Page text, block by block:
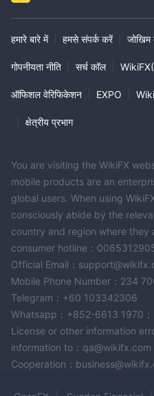
हमारे बारे में हमसे संपर्क करें जोखिम
गोपनीयता नीति सर्च कॉल
ऑफिशल वेरिफिकेशन EXPO
क्षेत्रीय प्रभाग
You are visiting the WikiFX
mobile products are an
global users. When using
consciously abide by the
country and region where they
consumer hotline：
Official Email：
Mobile Phone Number：234
Telegram：+60 103342306
Whatsapp：+852-6613 1970；
License or other information
information to：qa@wikifx.com
Cooperation：